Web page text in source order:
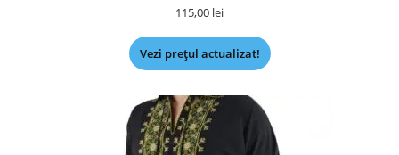
115,00 lei
Vezi prețul actualizat!